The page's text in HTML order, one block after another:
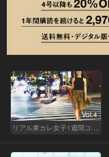
Vol.4
リアル東カレ女子1週間コーデ